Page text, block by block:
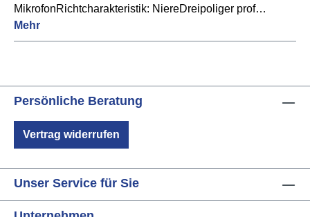
MikrofonRichtcharakteristik: NiereDreipoliger prof…
Mehr
Persönliche Beratung
Vertrag widerrufen
Unser Service für Sie